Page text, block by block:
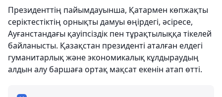
Президенттің пайымдауынша, Қатармен көпжақты
серіктестіктің орнықты дамуы өңірдегі, әсіресе,
Ауғанстандағы қауіпсіздік пен тұрақтылыққа тікелей
байланысты. Қазақстан президенті аталған елдегі
гуманитарлық және экономикалық кұлдыраудың
алдын алу баршаға ортақ мақсат екенін атап өтті.